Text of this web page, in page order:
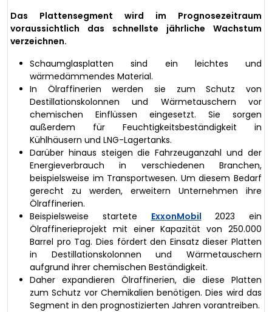
Das Plattensegment wird im Prognosezeitraum
voraussichtlich das schnellste jährliche Wachstum
verzeichnen.
Schaumglasplatten sind ein leichtes und
wärmedämmendes Material.
In Ölraffinerien werden sie zum Schutz von
Destillationskolonnen und Wärmetauschern vor
chemischen Einflüssen eingesetzt. Sie sorgen
außerdem für Feuchtigkeitsbeständigkeit in
Kühlhäusern und LNG-Lagertanks.
Darüber hinaus steigen die Fahrzeuganzahl und der
Energieverbrauch in verschiedenen Branchen,
beispielsweise im Transportwesen. Um diesem Bedarf
gerecht zu werden, erweitern Unternehmen ihre
Ölraffinerien.
Beispielsweise startete ExxonMobil 2023 ein
Ölraffinerieprojekt mit einer Kapazität von 250.000
Barrel pro Tag. Dies fördert den Einsatz dieser Platten
in Destillationskolonnen und Wärmetauschern
aufgrund ihrer chemischen Beständigkeit.
Daher expandieren Ölraffinerien, die diese Platten
zum Schutz vor Chemikalien benötigen. Dies wird das
Segment in den prognostizierten Jahren vorantreiben.